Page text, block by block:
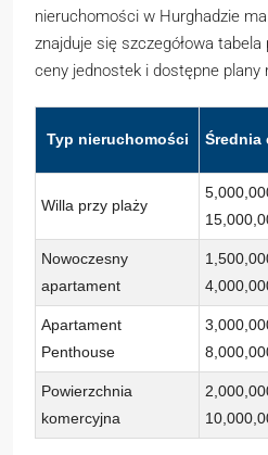
nieruchomości w Hurghadzie
znajduje się szczegółowa
ceny jednostek i dostępne plany
Typ nieruchomości Średnia
Willa przy plaży
Nowoczesny
apartament
Apartament
Penthouse
Powierzchnia
komercyjna